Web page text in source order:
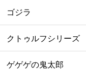
ゴジラ
クトゥルフシリーズ
ゲゲゲの鬼太郎